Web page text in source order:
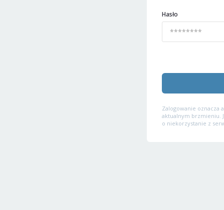
Hasło
Zalogowanie oznacza
aktualnym brzmieniu.
o niekorzystanie z